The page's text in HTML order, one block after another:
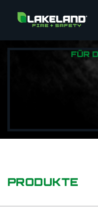
FÜR
PRODUKTE